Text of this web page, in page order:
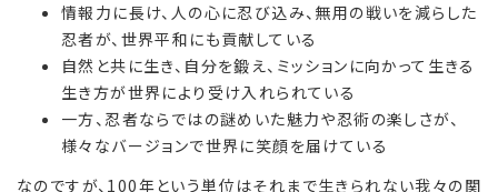
情報力に長け、人の心に忍び込み、無用の戦いを減らした
忍者が、世界平和にも貢献している
自然と共に生き、自分を鍛え、ミッションに向かって生きる
生き方が世界により受け入れられている
一方、忍者ならではの謎めいた魅力や忍術の楽しさが、
様々なバージョンで世界に笑顔を届けている
なのですが、100年という単位はそれまで生きられない我々の関